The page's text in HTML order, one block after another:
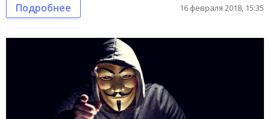
Подробнее 16 февраля 2018, 15:35